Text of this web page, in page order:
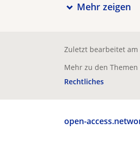
Mehr zeigen
Zuletzt bearbeitet am
Mehr zu den Themen
Rechtliches
open-